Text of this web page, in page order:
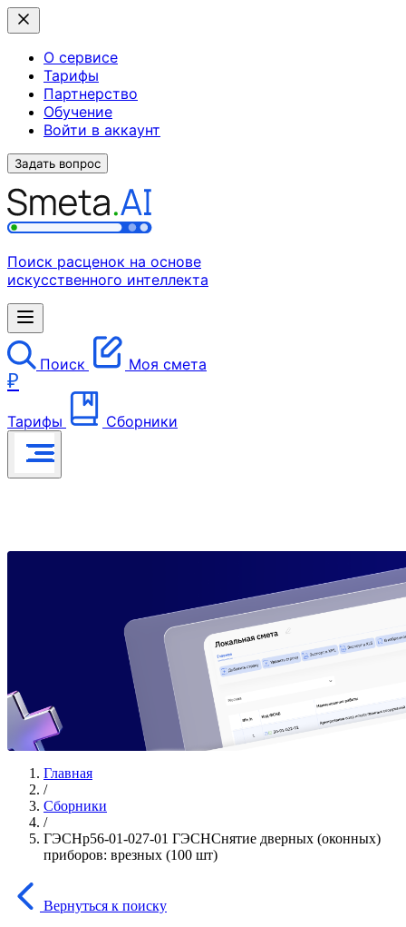
О сервисе
Тарифы
Партнерство
Обучение
Войти в аккаунт
Задать вопрос
Поиск расценок на основе
искусственного интеллекта
Поиск Моя смета
₽
Тарифы Сборники
Главная
/
Сборники
/
ГЭСНр56-01-027-01 ГЭСНСнятие дверных (оконных)
приборов: врезных (100 шт)
Вернуться к поиску